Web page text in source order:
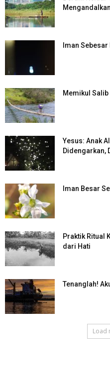
Iman
Memikul
Yesus: Anak
Didengarkan,
Iman Besar
Praktik Ritual
dari Hati
Tenanglah!
Load